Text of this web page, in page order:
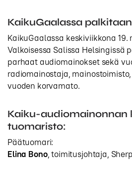
KaikuGaalassa
KaikuGaalassa keskiviikkona
Valkoisessa Salissa Helsingissä
parhaat audiomainokset sekä
radiomainostaja,
vuoden korvamato.
Kaiku-audiomainonnan
tuomaristo:
Päätuomari:
Elina Bono, toimitusjohtaja,